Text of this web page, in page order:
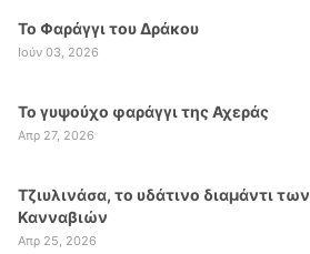
Το Φαράγγι του Δράκου
Ιούν 03, 2026
Το γυψούχο φαράγγι της Αχεράς
Απρ 27, 2026
Τζιυλινάσα, το υδάτινο διαμάντι των
Κανναβιών
Απρ 25, 2026